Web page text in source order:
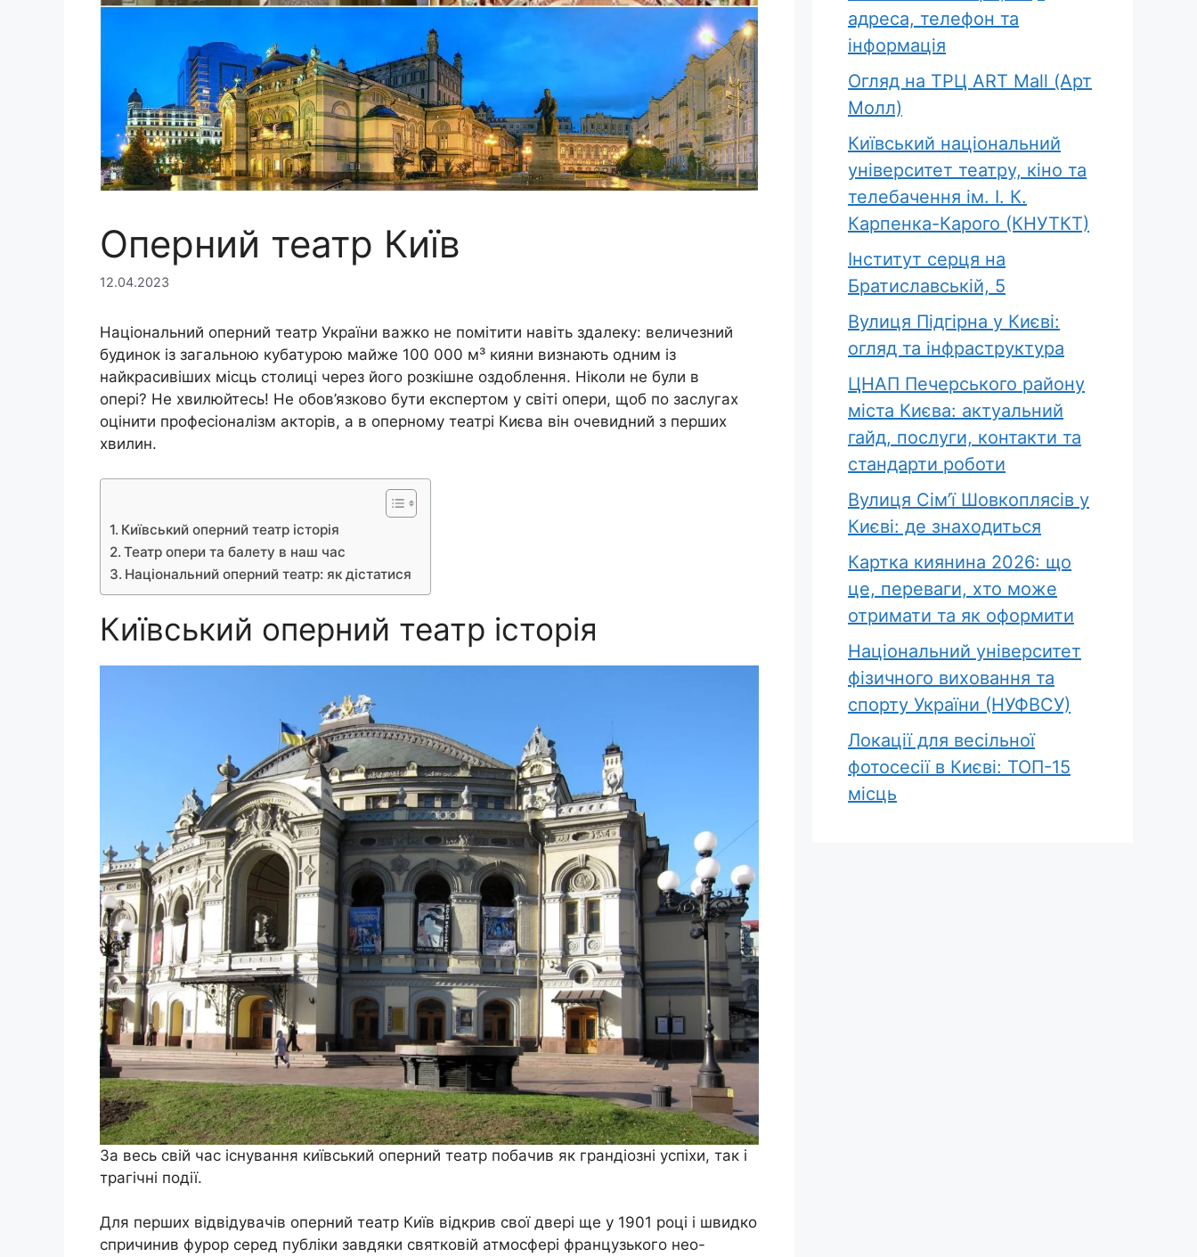
Оперний театр Київ
12.04.2023
Національний оперний театр України важко не помітити навіть здалеку: величезний
будинок із загальною кубатурою майже 100 000 м³ кияни визнають одним із
найкрасивіших місць столиці через його розкішне оздоблення. Ніколи не були в
опері? Не хвилюйтесь! Не обов’язково бути експертом у світі опери, щоб по заслугах
оцінити професіоналізм акторів, а в оперному театрі Києва він очевидний з перших
хвилин.
Київський оперний театр історія
Театр опери та балету в наш час
Національний оперний театр: як дістатися
Київський оперний театр історія
За весь свій час існування київський оперний театр побачив як грандіозні успіхи, так і
трагічні події.
Для перших відвідувачів оперний театр Київ відкрив свої двері ще у 1901 році і швидко
спричинив фурор серед публіки завдяки святковій атмосфері французького нео-
адреса, телефон та
інформація
Огляд на ТРЦ ART Mall (Арт
Молл)
Київський національний
університет театру, кіно та
телебачення ім. І. К.
Карпенка-Карого (КНУТКТ)
Інститут серця на
Братиславській, 5
Вулиця Підгірна у Києві:
огляд та інфраструктура
ЦНАП Печерського району
міста Києва: актуальний
гайд, послуги, контакти та
стандарти роботи
Вулиця Сім’ї Шовкоплясів у
Києві: де знаходиться
Картка киянина 2026: що
це, переваги, хто може
отримати та як оформити
Національний університет
фізичного виховання та
спорту України (НУФВСУ)
Локації для весільної
фотосесії в Києві: ТОП-15
місць